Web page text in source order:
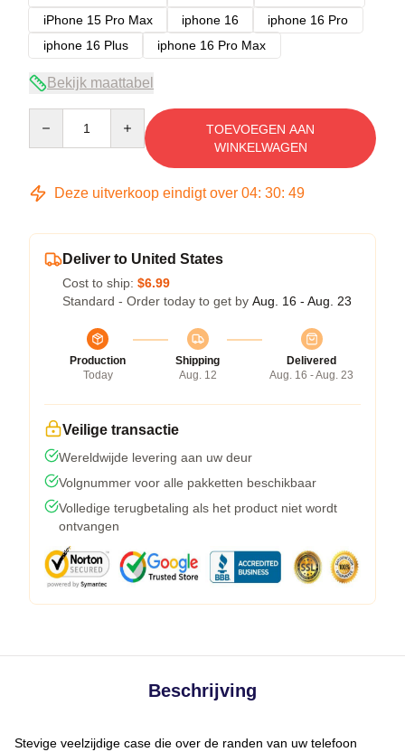
iPhone 15 Pro Max
iphone 16
iphone 16 Pro
iphone 16 Plus
iphone 16 Pro Max
Bekijk maattabel
TOEVOEGEN AAN
WINKELWAGEN
Deze uitverkoop eindigt over 04: 30: 49
Deliver to United States
Cost to ship: $6.99
Standard - Order today to get by Aug. 16 - Aug. 23
Production
Today
Shipping
Aug. 12
Delivered
Aug. 16 - Aug. 23
Veilige transactie
Wereldwijde levering aan uw deur
Volgnummer voor alle pakketten beschikbaar
Volledige terugbetaling als het product niet wordt
ontvangen
Beschrijving
Stevige veelzijdige case die over de randen van uw telefoon